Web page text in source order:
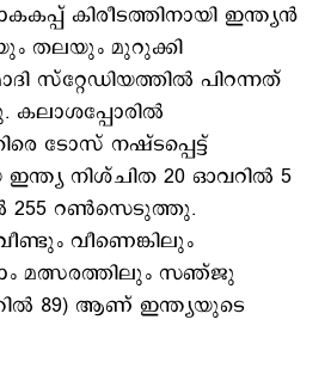
കിരീടത്തിനായി ഇന്ത്യൻ
തലയും മുറുക്കി
സ്റ്റേഡിയത്തിൽ പിറന്നത്
കലാശപ്പോരിൽ
ടോസ് നഷ്ടപ്പെട്ട്
ഇന്ത്യ നിശ്ചിത 20 ഓവറിൽ 5
255 റൺസെടുത്തു.
വീണെങ്കിലും
മത്സരത്തിലും സഞ്ജു
89) ആണ് ഇന്ത്യയുടെ